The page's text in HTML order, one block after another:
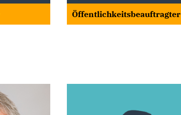
Öffentlichkeitsbeauftragter